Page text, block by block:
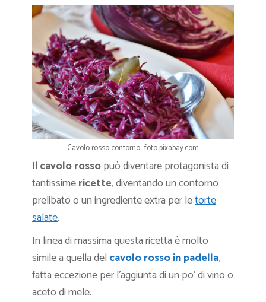
Cavolo rosso contorno- foto pixabay.com
Il cavolo rossopuò diventare protagonista di
tantissimericette, diventando un contorno
prelibato o un ingrediente extra per letorte
salate.
In linea di massima questa ricetta è molto
simile a quella delcavolo rosso in padella,
fatta eccezione per l’aggiunta di un po’ di vino o
aceto di mele.